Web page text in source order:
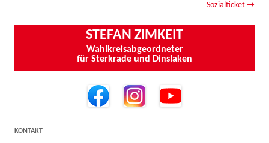
Sozialticket →
STEFAN ZIMKEIT
Wahlkreisabgeordneter
für Sterkrade und Dinslaken
KONTAKT